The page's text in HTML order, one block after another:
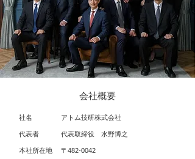
会社概要
社名
代表者
本社所在地
アトム技研株式会社
代表取締役 水野博之
〒482-0042